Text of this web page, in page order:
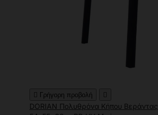
 Γρήγορη προβολή 
DORIAN Πολυθρόνα Κήπου Βεράντας